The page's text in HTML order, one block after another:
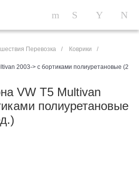
Перевозка / Коврики
/
2003-> с бортиками полиуретановые (2
VW T5 Multivan
полиуретановые